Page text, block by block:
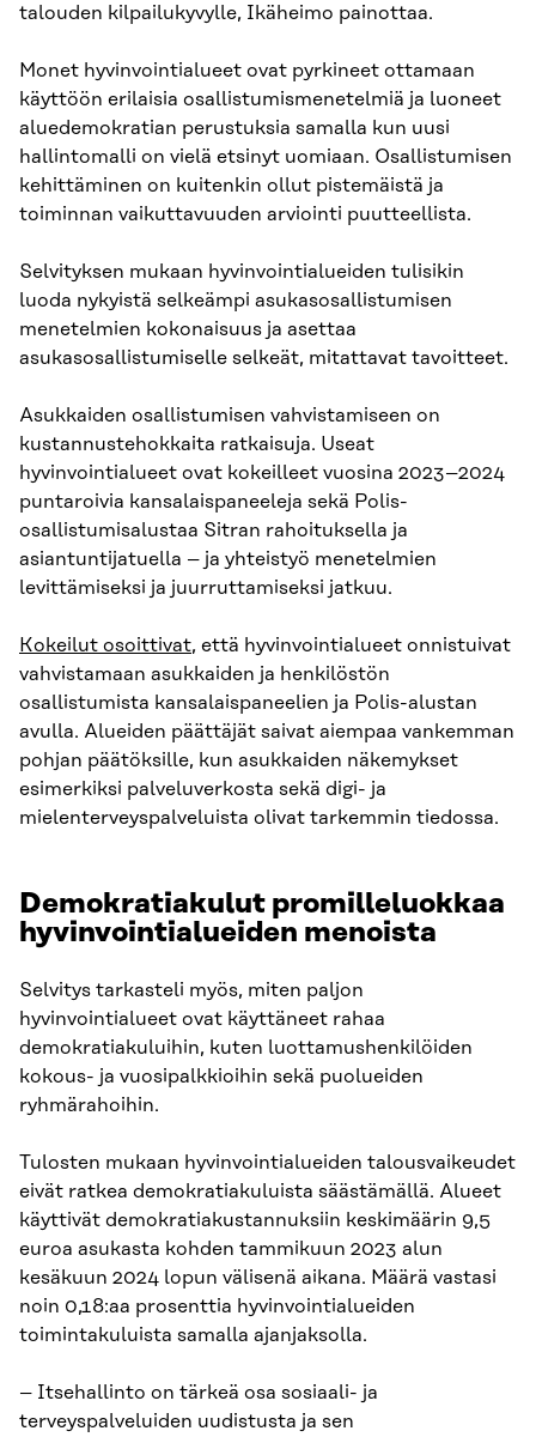
talouden kilpailukyvylle, Ikäheimo painottaa.
Monet hyvinvointialueet ovat pyrkineet ottamaan
käyttöön erilaisia osallistumismenetelmiä ja luoneet
aluedemokratian perustuksia samalla kun uusi
hallintomalli on vielä etsinyt uomiaan. Osallistumisen
kehittäminen on kuitenkin ollut pistemäistä ja
toiminnan vaikuttavuuden arviointi puutteellista.
Selvityksen mukaan hyvinvointialueiden tulisikin
luoda nykyistä selkeämpi asukasosallistumisen
menetelmien kokonaisuus ja asettaa
asukasosallistumiselle selkeät, mitattavat tavoitteet.
Asukkaiden osallistumisen vahvistamiseen on
kustannustehokkaita ratkaisuja. Useat
hyvinvointialueet ovat kokeilleet vuosina 2023–2024
puntaroivia kansalaispaneeleja sekä Polis-
osallistumisalustaa Sitran rahoituksella ja
asiantuntijatuella – ja yhteistyö menetelmien
levittämiseksi ja juurruttamiseksi jatkuu.
Kokeilut osoittivat, että hyvinvointialueet onnistuivat
vahvistamaan asukkaiden ja henkilöstön
osallistumista kansalaispaneelien ja Polis-alustan
avulla. Alueiden päättäjät saivat aiempaa vankemman
pohjan päätöksille, kun asukkaiden näkemykset
esimerkiksi palveluverkosta sekä digi- ja
mielenterveyspalveluista olivat tarkemmin tiedossa.
Demokratiakulut promilleluokkaa
hyvinvointialueiden menoista
Selvitys tarkasteli myös, miten paljon
hyvinvointialueet ovat käyttäneet rahaa
demokratiakuluihin, kuten luottamushenkilöiden
kokous- ja vuosipalkkioihin sekä puolueiden
ryhmärahoihin.
Tulosten mukaan hyvinvointialueiden talousvaikeudet
eivät ratkea demokratiakuluista säästämällä. Alueet
käyttivät demokratiakustannuksiin keskimäärin 9,5
euroa asukasta kohden tammikuun 2023 alun
kesäkuun 2024 lopun välisenä aikana. Määrä vastasi
noin 0,18:aa prosenttia hyvinvointialueiden
toimintakuluista samalla ajanjaksolla.
– Itsehallinto on tärkeä osa sosiaali- ja
terveyspalveluiden uudistusta ja sen